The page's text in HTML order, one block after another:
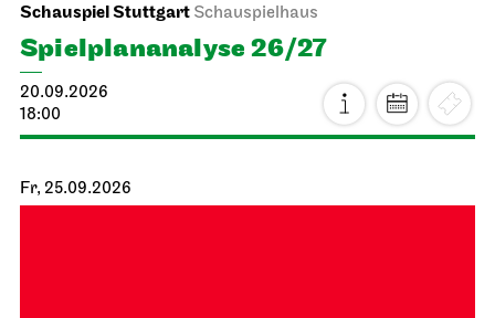
Schauspiel Stuttgart Schauspielhaus
Spiel­plan­analyse 26/27
20.09.2026
18:00
Fr, 25.09.2026